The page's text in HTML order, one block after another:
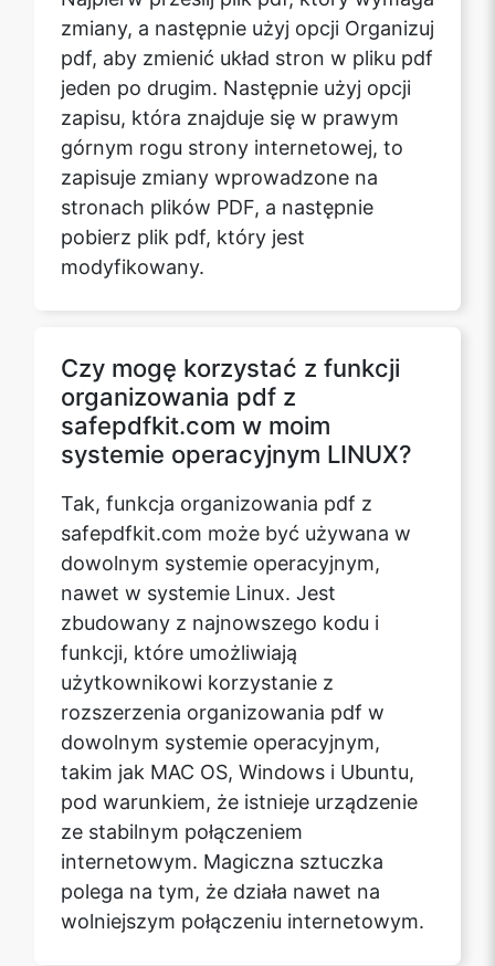
zmiany, a następnie użyj opcji Organizuj
pdf, aby zmienić układ stron w pliku pdf
jeden po drugim. Następnie użyj opcji
zapisu, która znajduje się w prawym
górnym rogu strony internetowej, to
zapisuje zmiany wprowadzone na
stronach plików PDF, a następnie
pobierz plik pdf, który jest
modyfikowany.
Czy mogę korzystać z funkcji
organizowania pdf z
safepdfkit.com w moim
systemie operacyjnym LINUX?
Tak, funkcja organizowania pdf z
safepdfkit.com może być używana w
dowolnym systemie operacyjnym,
nawet w systemie Linux. Jest
zbudowany z najnowszego kodu i
funkcji, które umożliwiają
użytkownikowi korzystanie z
rozszerzenia organizowania pdf w
dowolnym systemie operacyjnym,
takim jak MAC OS, Windows i Ubuntu,
pod warunkiem, że istnieje urządzenie
ze stabilnym połączeniem
internetowym. Magiczna sztuczka
polega na tym, że działa nawet na
wolniejszym połączeniu internetowym.